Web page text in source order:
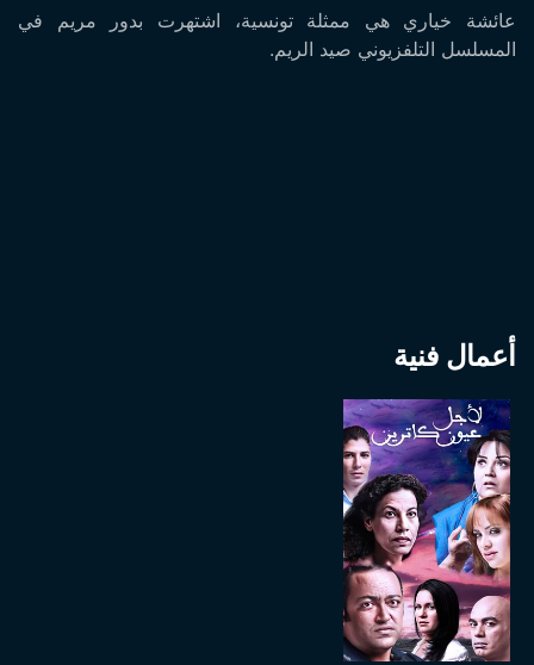
عائشة خياري هي ممثلة تونسية، اشتهرت بدور مريم في
المسلسل التلفزيوني صيد الريم.
أعمال فنية